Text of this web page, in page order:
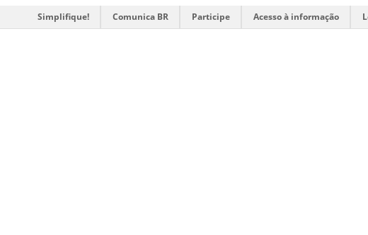
Simplifique! Comunica BR Participe Acesso à informação